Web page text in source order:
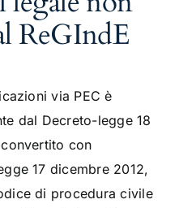
ReGIndE
via PEC è
dal Decreto-legge 18
con
17 dicembre 2012,
di procedura civile